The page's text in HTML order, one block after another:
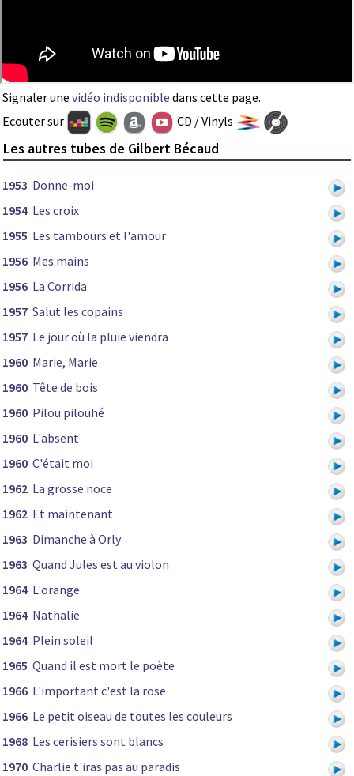
Signaler une vidéo indisponible dans cette page.
Ecouter sur
CD / Vinyls
Les autres tubes de Gilbert Bécaud
1953 Donne-moi
1954 Les croix
1955 Les tambours et l'amour
1956 Mes mains
1956 La Corrida
1957 Salut les copains
1957 Le jour où la pluie viendra
1960 Marie, Marie
1960 Tête de bois
1960 Pilou pilouhé
1960 L'absent
1960 C'était moi
1962 La grosse noce
1962 Et maintenant
1963 Dimanche à Orly
1963 Quand Jules est au violon
1964 L'orange
1964 Nathalie
1964 Plein soleil
1965 Quand il est mort le poète
1966 L'important c'est la rose
1966 Le petit oiseau de toutes les couleurs
1968 Les cerisiers sont blancs
1970 Charlie t'iras pas au paradis